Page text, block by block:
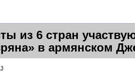
из 6 стран
в армянском